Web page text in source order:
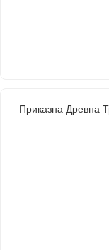
Приказна Древна